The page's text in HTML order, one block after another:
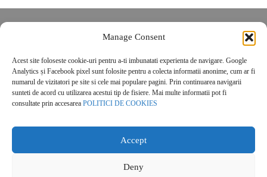
Manage Consent
Acest site foloseste cookie-uri pentru a-ti imbunatati experienta de navigare. Google
Analytics și Facebook pixel sunt folosite pentru a colecta informatii anonime, cum ar fi
numarul de vizitatori pe site si cele mai populare pagini. Prin continuarea navigarii
sunteti de acord cu utilizarea acestui tip de fisiere. Mai multe informatii pot fi
consultate prin accesarea POLITICI DE COOKIES
Accept
Deny
POLITICĂ DE CONFIDENȚIALITATE
Politica de cookies
© 2026 Real Estate Magazine. All Rights Reserved.